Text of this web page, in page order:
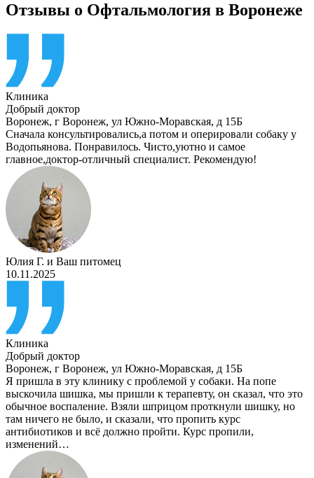
Отзывы о Офтальмология в Воронеже
Клиника
Добрый доктор
Воронеж, г Воронеж, ул Южно-Моравская, д 15Б
Сначала консультировались,а потом и оперировали собаку у
Водопьянова. Понравилось. Чисто,уютно и самое
главное,доктор-отличный специалист. Рекомендую!
Юлия Г. и Ваш питомец
10.11.2025
Клиника
Добрый доктор
Воронеж, г Воронеж, ул Южно-Моравская, д 15Б
Я пришла в эту клинику с проблемой у собаки. На попе
выскочила шишка, мы пришли к терапевту, он сказал, что это
обычное воспаление. Взяли шприцом проткнули шишку, но
там ничего не было, и сказали, что пропить курс
антибиотиков и всё должно пройти. Курс пропили,
изменений…